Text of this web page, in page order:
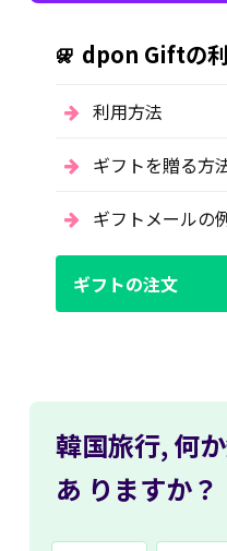
dpon Giftの
利用方法
ギフトを贈る方
ギフトメールの
ギフトの注文
韓国旅行, 何
あ りますか？